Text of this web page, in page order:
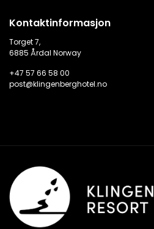
Kontaktinformasjon
Torget 7,
6885 Årdal Norway
+47 57 66 58 00
post@klingenberghotel.no